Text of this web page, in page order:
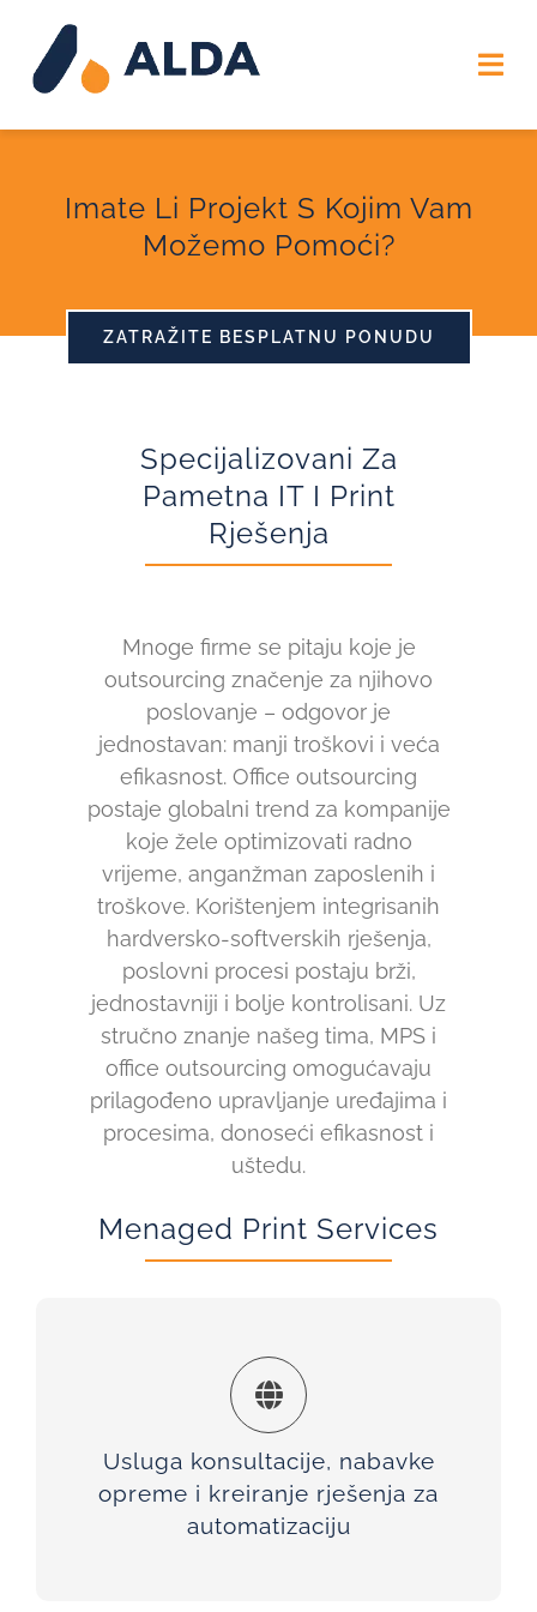
content
USLUGE
KONTAKT
Imate Li Projekt S Kojim Vam
Možemo Pomoći?
ZATRAŽITE BESPLATNU PONUDU
Specijalizovani Za
Pametna IT I Print
Rješenja
Mnoge firme se pitaju koje je
outsourcing značenje za njihovo
poslovanje – odgovor je
jednostavan: manji troškovi i veća
efikasnost. Office outsourcing
postaje globalni trend za kompanije
koje žele optimizovati radno
vrijeme, anganžman zaposlenih i
troškove. Korištenjem integrisanih
hardversko-softverskih rješenja,
poslovni procesi postaju brži,
jednostavniji i bolje kontrolisani. Uz
stručno znanje našeg tima, MPS i
office outsourcing omogućavaju
prilagođeno upravljanje uređajima i
procesima, donoseći efikasnost i
uštedu.
Menaged Print Services
Usluga konsultacije, nabavke
opreme i kreiranje rješenja za
automatizaciju
konsultacije, nabavku opreme i kreiranje
jedinstvenih rješenja za automatizaciju, kontrolu i
bezbjednost ispisnih sistema